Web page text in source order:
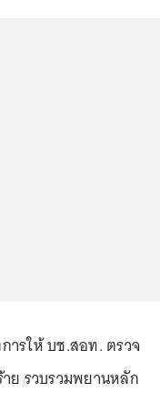
ารให้ บช.สอท. ตรวจ
ย รวบรวมพยานหลัก